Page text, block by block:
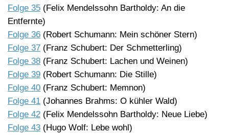
Folge 35 (Felix Mendelssohn Bartholdy: An die
Entfernte)
Folge 36 (Robert Schumann: Mein schöner Stern)
Folge 37 (Franz Schubert: Der Schmetterling)
Folge 38 (Franz Schubert: Lachen und Weinen)
Folge 39 (Robert Schumann: Die Stille)
Folge 40 (Franz Schubert: Memnon)
Folge 41 (Johannes Brahms: O kühler Wald)
Folge 42 (Felix Mendelssohn Bartholdy: Neue Liebe)
Folge 43 (Hugo Wolf: Lebe wohl)